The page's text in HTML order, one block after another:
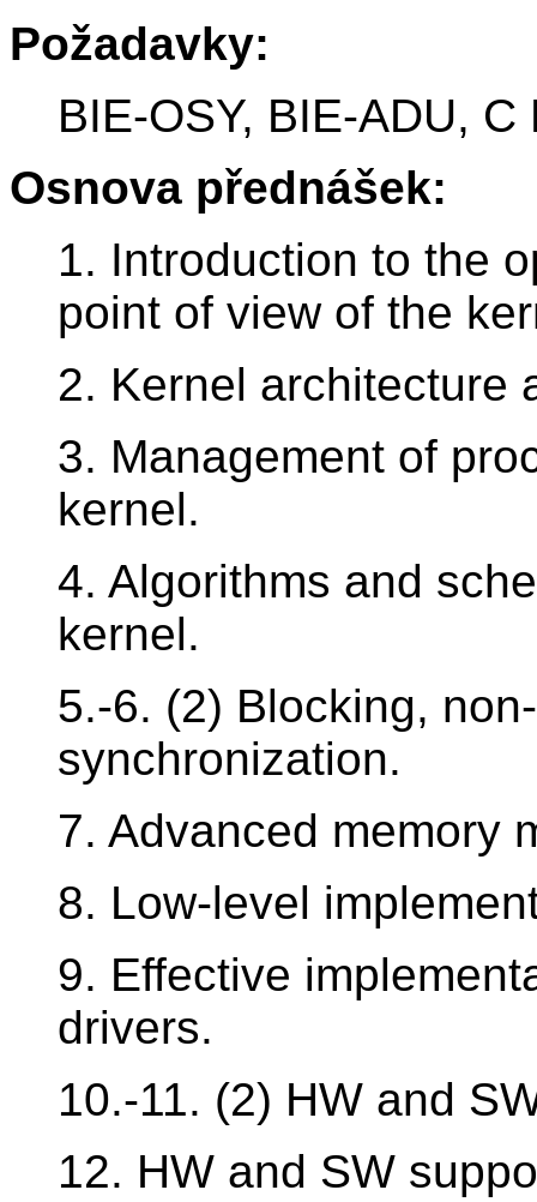
Požadavky:
BIE-OSY, BIE-ADU,
Osnova přednášek:
1. Introduction to the
point of view of the
2. Kernel architecture
3. Management of
kernel.
4. Algorithms and
kernel.
5.-6. (2) Blocking,
synchronization.
7. Advanced memory
8. Low-level
9. Effective
drivers.
10.-11. (2) HW and
12. HW and SW